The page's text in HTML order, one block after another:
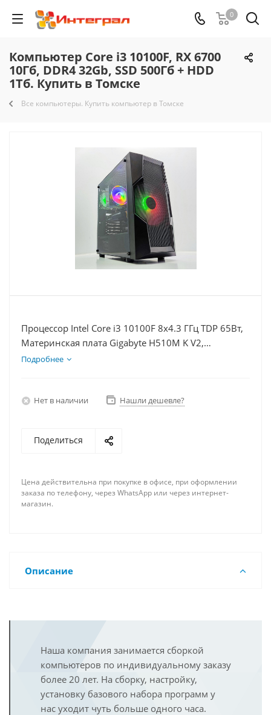
0
Компьютер Core i3 10100F, RX 6700
10Гб, DDR4 32Gb, SSD 500Гб + HDD
1Тб. Купить в Томске
Все компьютеры. Купить компьютер в Томске
Процессор Intel Core i3 10100F 8x4.3 ГГц TDP 65Вт,
Материнская плата Gigabyte H510M K V2,
Видеокарта RX 6700 10Гб, Память DDR4 32Gb,
Подробнее
Нет в наличии Нашли дешевле?
Поделиться
Цена действительна при покупке в офисе, при оформлении
заказа по телефону, через WhatsApp или через интернет-
магазин.
Описание
Наша компания занимается сборкой
компьютеров по индивидуальному заказу
более 20 лет. На сборку, настройку,
установку базового набора программ у
нас уходит чуть больше одного часа.